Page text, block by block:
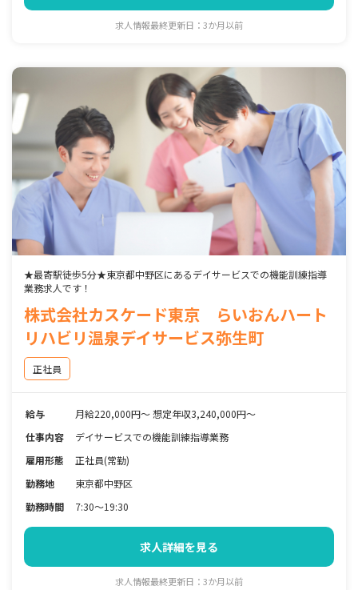
求人情報最終更新日：3か月以前
★最寄駅徒歩5分★東京都中野区にあるデイサービスでの機能訓練指導
業務求人です！
株式会社カスケード東京 らいおんハート
リハビリ温泉デイサービス弥生町
正社員
給与
月給220,000円～ 想定年収3,240,000円～
仕事内容
デイサービスでの機能訓練指導業務
雇用形態
正社員(常勤)
勤務地
東京都中野区
勤務時間
7:30～19:30
求人詳細を見る
求人情報最終更新日：3か月以前